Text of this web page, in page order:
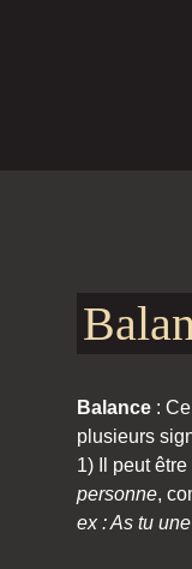
Balance :
plusieurs
1) Il peut
personne,
ex : As tu une